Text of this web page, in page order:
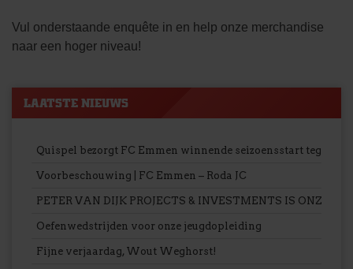
Vul onderstaande enquête in en help onze merchandise
naar een hoger niveau!
LAATSTE NIEUWS
Quispel bezorgt FC Emmen winnende seizoensstart tegen
Voorbeschouwing | FC Emmen – Roda JC
PETER VAN DIJK PROJECTS & INVESTMENTS IS ONZE
Oefenwedstrijden voor onze jeugdopleiding
Fijne verjaardag, Wout Weghorst!